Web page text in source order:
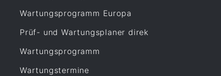
Wartungsprogramm Europa
Prüf- und Wartungsplaner direk
Wartungsprogramm
Wartungstermine